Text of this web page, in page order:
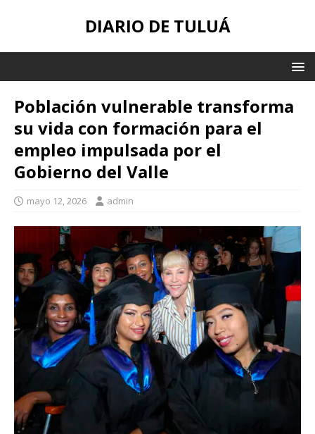
DIARIO DE TULUÁ
Población vulnerable transforma
su vida con formación para el
empleo impulsada por el
Gobierno del Valle
mayo 12, 2026 admin